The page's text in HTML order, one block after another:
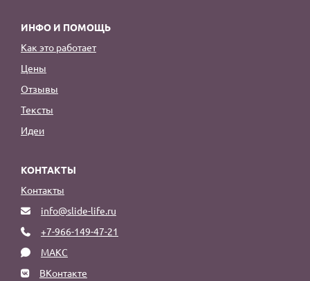
ИНФО И ПОМОЩЬ
Как это работает
Цены
Отзывы
Тексты
Идеи
КОНТАКТЫ
Контакты
info@slide-life.ru
+7-966-149-47-21
МАКС
ВКонтакте